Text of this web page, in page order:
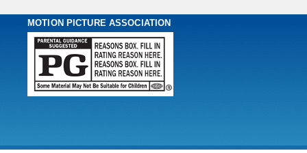
MOTION PICTURE ASSOCIATION